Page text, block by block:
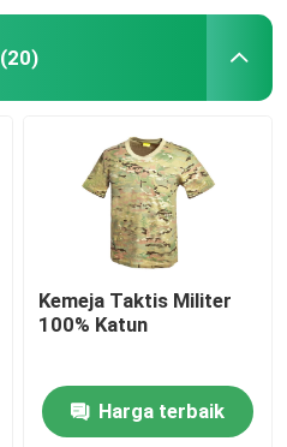
(20)
Kemeja Taktis Militer
100% Katun
Harga terbaik